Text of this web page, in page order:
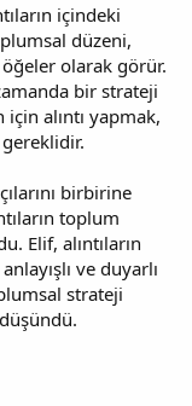
içindeki
düzeni,
olarak görür.
bir strateji
alıntı yapmak,
birbirine
toplum
Elif, alıntıların
ve duyarlı
strateji